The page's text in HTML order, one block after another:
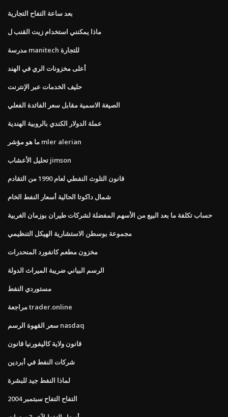
بعد ساعة التفاح التجارية
ماذا يمكنني استخدام زيت القنب ل
مدرسة manitech للتجارة
أعلى مخزونات الري في الهند
حليف الخدمات عبر الإنترنت
الصيغة الاسمية مقابل سعر الفائدة الفعلي
عملة الدولار الكندي بالروبية الهندية
ما هو مؤشر mler alerian
تحليل الأعشاب jimson
قانون التلوث النفطي لعام 1990 من التقادم
شمال داكوتا الحالية أسعار النفط الخام
حساب تكلفة ما بعد البيع من الأسهم المفضلة لشركات طيران بوزمان الغربية
مجموعة بوسطن الاستشارية الهيكل التنظيمي
مخزون مطعم كانفورد المنحدرات
الرسم البياني ضريبة الميراث الدولة
مستوردي النفط
مراجعة trader.online
سعر القهوة الرسم nasdaq
قانون ولاية كاليفورنيا قانون
شركات النفط في أبردين
لماذا النفط جيد للبشرة
التفاح التفاح سبتمبر 2004